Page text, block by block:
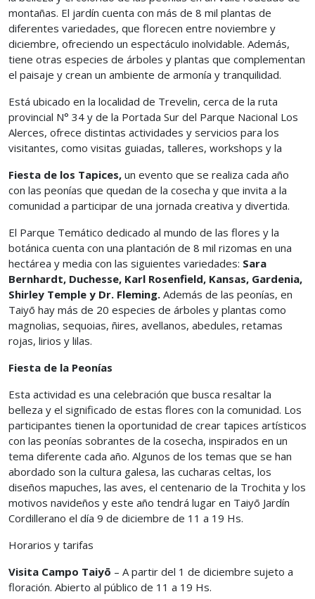
montañas. El jardín cuenta con más de 8 mil plantas de
diferentes variedades, que florecen entre noviembre y
diciembre, ofreciendo un espectáculo inolvidable. Además,
tiene otras especies de árboles y plantas que complementan
el paisaje y crean un ambiente de armonía y tranquilidad.
Está ubicado en la localidad de Trevelin, cerca de la ruta
provincial N° 34 y de la Portada Sur del Parque Nacional Los
Alerces, ofrece distintas actividades y servicios para los
visitantes, como visitas guiadas, talleres, workshops y la
Fiesta de los Tapices, un evento que se realiza cada año
con las peonías que quedan de la cosecha y que invita a la
comunidad a participar de una jornada creativa y divertida.
El Parque Temático dedicado al mundo de las flores y la
botánica cuenta con una plantación de 8 mil rizomas en una
hectárea y media con las siguientes variedades: Sara
Bernhardt, Duchesse, Karl Rosenfield, Kansas, Gardenia,
Shirley Temple y Dr. Fleming. Además de las peonías, en
Taiyō hay más de 20 especies de árboles y plantas como
magnolias, sequoias, ñires, avellanos, abedules, retamas
rojas, lirios y lilas.
Fiesta de la Peonías
Esta actividad es una celebración que busca resaltar la
belleza y el significado de estas flores con la comunidad. Los
participantes tienen la oportunidad de crear tapices artísticos
con las peonías sobrantes de la cosecha, inspirados en un
tema diferente cada año. Algunos de los temas que se han
abordado son la cultura galesa, las cucharas celtas, los
diseños mapuches, las aves, el centenario de la Trochita y los
motivos navideños y este año tendrá lugar en Taiyō Jardín
Cordillerano el día 9 de diciembre de 11 a 19 Hs.
Horarios y tarifas
Visita Campo Taiyō – A partir del 1 de diciembre sujeto a
floración. Abierto al público de 11 a 19 Hs.